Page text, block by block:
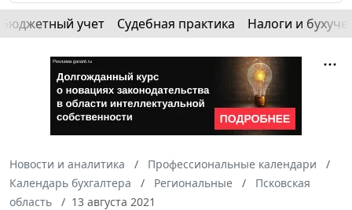
Бюджетный учет Судебная практика Налоги и
Новости и аналитика
Профессиональные календари
Календарь бухгалтера
Региональные
Псковская
область
13 августа 2021